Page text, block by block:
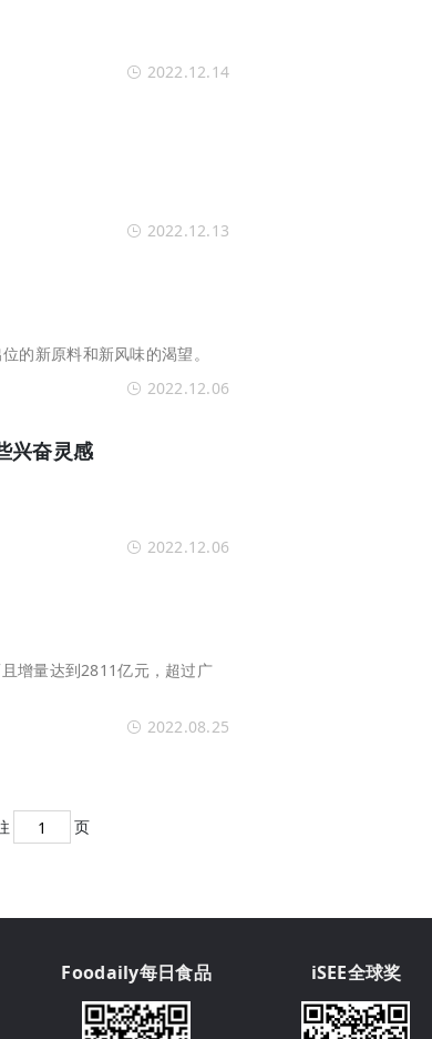
2022.12.14
2022.12.13
的新原料和新风味的渴望。
2022.12.06
兴奋灵感
2022.12.06
增量达到2811亿元，超过广
2022.08.25
页
Foodaily每日食品 iSEE全球奖